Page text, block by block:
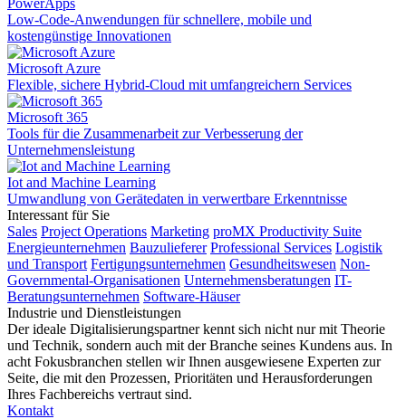
PowerApps
Low-Code-Anwendungen für schnellere, mobile und
kostengünstige Innovationen
Microsoft Azure
Flexible, sichere Hybrid-Cloud mit umfangreichern Services
Microsoft 365
Tools für die Zusammenarbeit zur Verbesserung der
Unternehmensleistung
Iot and Machine Learning
Umwandlung von Gerätedaten in verwertbare Erkenntnisse
Interessant für Sie
Sales Project Operations Marketing proMX Productivity Suite
Energieunternehmen Bauzulieferer Professional Services Logistik
und Transport Fertigungsunternehmen Gesundheitswesen Non-
Governmental-Organisationen Unternehmensberatungen IT-
Beratungsunternehmen Software-Häuser
Industrie und Dienstleistungen
Der ideale Digitalisierungspartner kennt sich nicht nur mit Theorie
und Technik, sondern auch mit der Branche seines Kundens aus. In
acht Fokusbranchen stellen wir Ihnen ausgewiesene Experten zur
Seite, die mit den Prozessen, Prioritäten und Herausforderungen
Ihres Fachbereichs vertraut sind.
Kontakt